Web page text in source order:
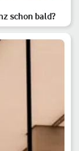
schon bald?